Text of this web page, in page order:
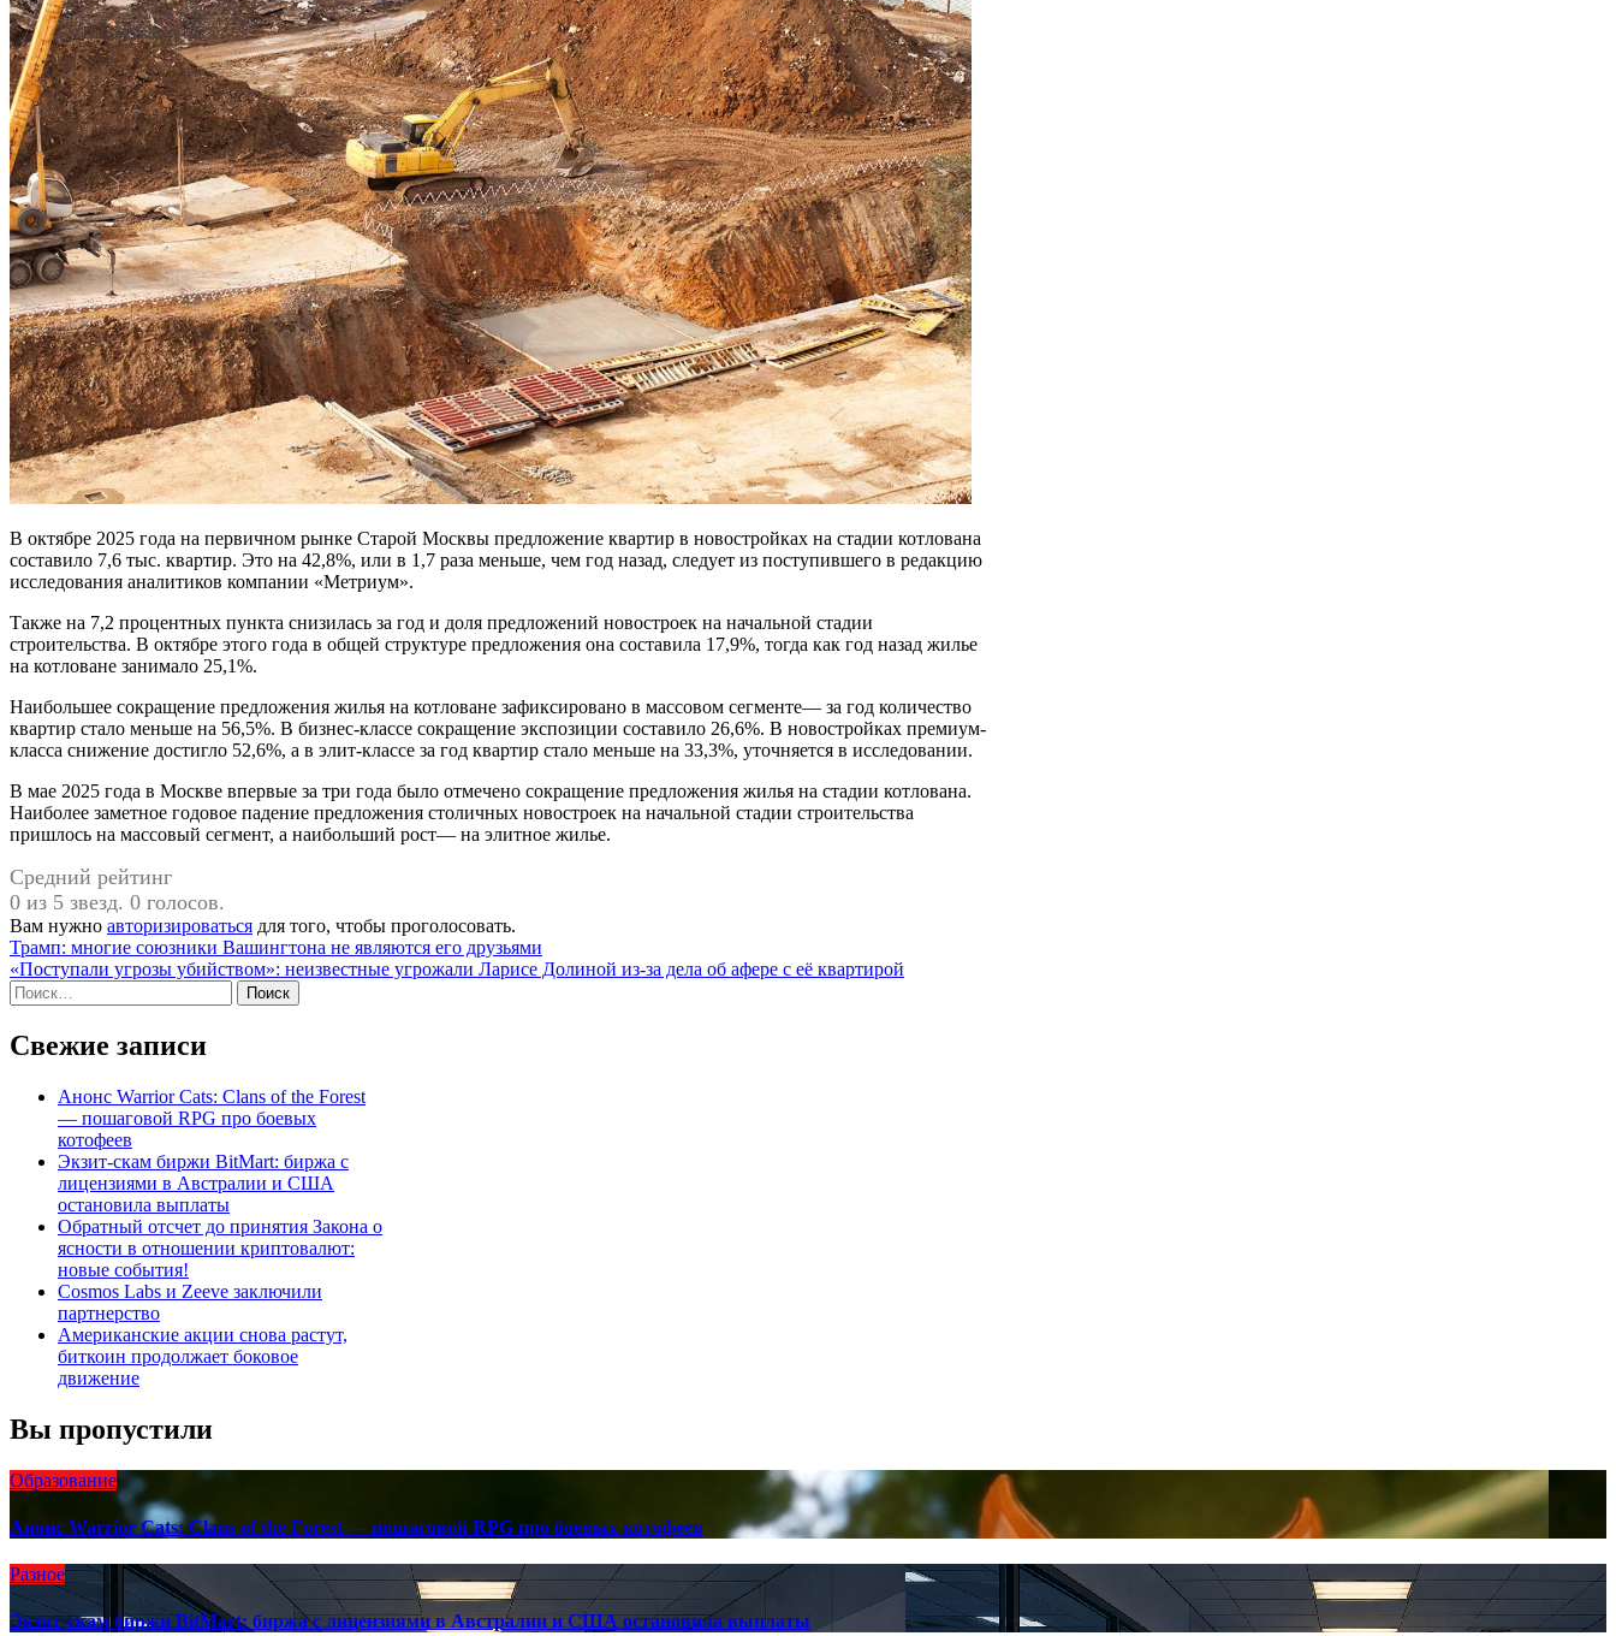
В октябре 2025 года на первичном рынке Старой Москвы предложение квартир в новостройках на стадии котлована
составило 7,6 тыс. квартир. Это на 42,8%, или в 1,7 раза меньше, чем год назад, следует из поступившего в редакцию
исследования аналитиков компании «Метриум».
Также на 7,2 процентных пункта снизилась за год и доля предложений новостроек на начальной стадии
строительства. В октябре этого года в общей структуре предложения она составила 17,9%, тогда как год назад жилье
на котловане занимало 25,1%.
Наибольшее сокращение предложения жилья на котловане зафиксировано в массовом сегменте— за год количество
квартир стало меньше на 56,5%. В бизнес-классе сокращение экспозиции составило 26,6%. В новостройках премиум-
класса снижение достигло 52,6%, а в элит-классе за год квартир стало меньше на 33,3%, уточняется в исследовании.
В мае 2025 года в Москве впервые за три года было отмечено сокращение предложения жилья на стадии котлована.
Наиболее заметное годовое падение предложения столичных новостроек на начальной стадии строительства
пришлось на массовый сегмент, а наибольший рост— на элитное жилье.
Средний рейтинг
0 из 5 звезд. 0 голосов.
Вам нужно авторизироваться для того, чтобы проголосовать.
Навигация
по
записям
Трамп: многие союзники Вашингтона не являются его друзьями
«Поступали угрозы убийством»: неизвестные угрожали Ларисе Долиной из-за дела об афере с её квартирой
Найти:
Свежие записи
Анонс Warrior Cats: Clans of the Forest
— пошаговой RPG про боевых
котофеев
Экзит-скам биржи BitMart: биржа с
лицензиями в Австралии и США
остановила выплаты
Обратный отсчет до принятия Закона о
ясности в отношении криптовалют:
новые события!
Cosmos Labs и Zeeve заключили
партнерство
Американские акции снова растут,
биткоин продолжает боковое
движение
Вы пропустили
Образование
Анонс Warrior Cats: Clans of the Forest — пошаговой RPG про боевых котофеев
Разное
Экзит-скам биржи BitMart: биржа с лицензиями в Австралии и США остановила выплаты